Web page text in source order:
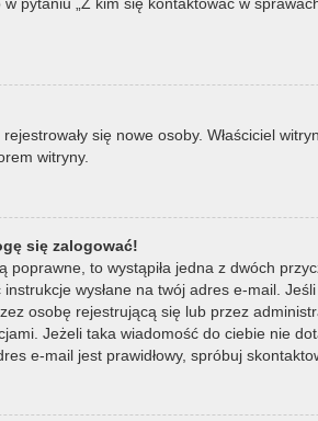
się nowe osoby. Właściciel
witryny.
się zalogować!
to wystąpiła jedna z dwóch
wysłane na twój adres e-mail.
osobę rejestrującą się lub przez
Jeżeli taka wiadomość do ciebie nie
e-mail jest prawidłowy, spróbuj